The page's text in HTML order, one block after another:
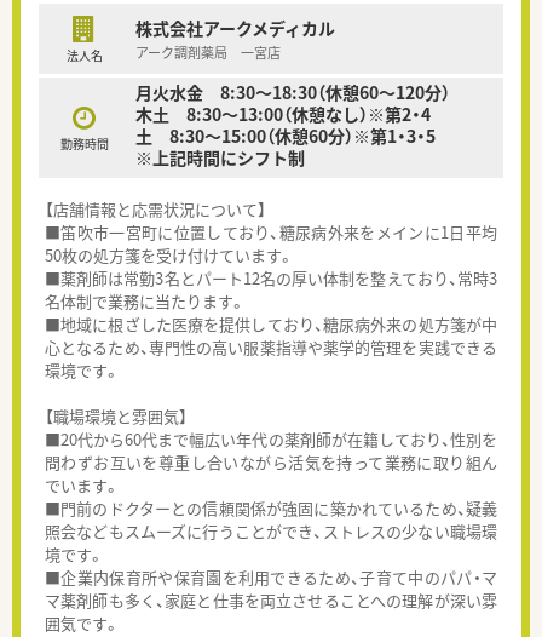
法人名
株式会社アークメディカル
アーク調剤薬局 一宮店
勤務時間
月火水金 8:30～18:30（休憩60～120分）
木土 8:30～13:00（休憩なし）※第2・4
土 8:30～15:00（休憩60分）※第1・3・5
※上記時間にシフト制
【店舗情報と応需状況について】
■笛吹市一宮町に位置しており、糖尿病外来をメインに1日平均
50枚の処方箋を受け付けています。
■薬剤師は常勤3名とパート12名の厚い体制を整えており、常時3
名体制で業務に当たります。
■地域に根ざした医療を提供しており、糖尿病外来の処方箋が中
心となるため、専門性の高い服薬指導や薬学的管理を実践できる
環境です。
【職場環境と雰囲気】
■20代から60代まで幅広い年代の薬剤師が在籍しており、性別を
問わずお互いを尊重し合いながら活気を持って業務に取り組ん
でいます。
■門前のドクターとの信頼関係が強固に築かれているため、疑義
照会などもスムーズに行うことができ、ストレスの少ない職場環
境です。
■企業内保育所や保育園を利用できるため、子育て中のパパ・マ
マ薬剤師も多く、家庭と仕事を両立させることへの理解が深い雰
囲気です。